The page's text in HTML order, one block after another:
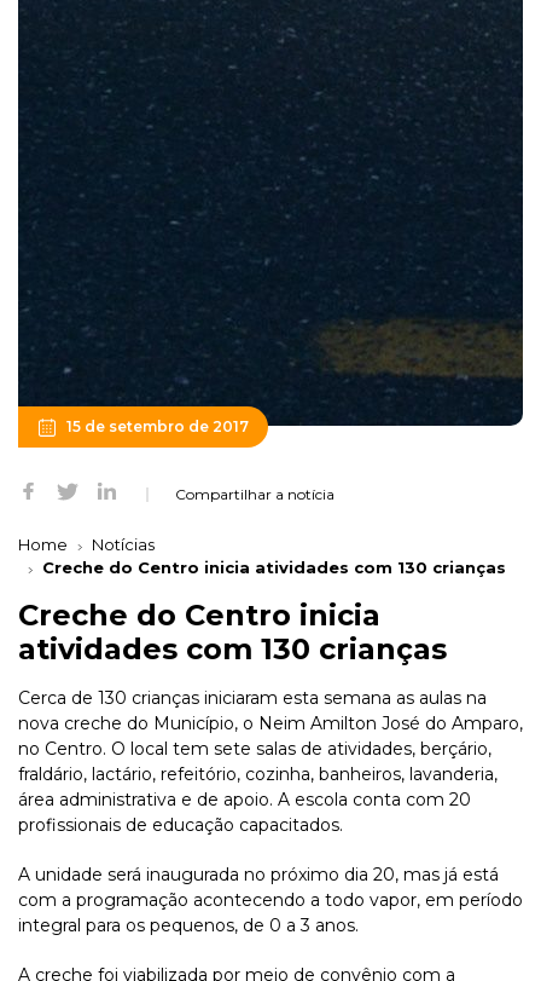
15 de setembro de 2017
Compartilhar a notícia
Home
Notícias
Creche do Centro inicia atividades com 130 crianças
Creche do Centro inicia
atividades com 130 crianças
Cerca de 130 crianças iniciaram esta semana as aulas na
nova creche do Município, o Neim Amilton José do Amparo,
no Centro. O local tem sete salas de atividades, berçário,
fraldário, lactário, refeitório, cozinha, banheiros, lavanderia,
área administrativa e de apoio. A escola conta com 20
profissionais de educação capacitados.
A unidade será inaugurada no próximo dia 20, mas já está
com a programação acontecendo a todo vapor, em período
integral para os pequenos, de 0 a 3 anos.
A creche foi viabilizada por meio de convênio com a